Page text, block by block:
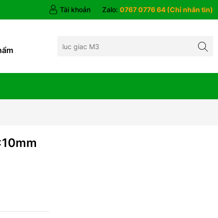
Tài khoản Zalo: 0767 0776 64 (Chỉ nhắn tin)